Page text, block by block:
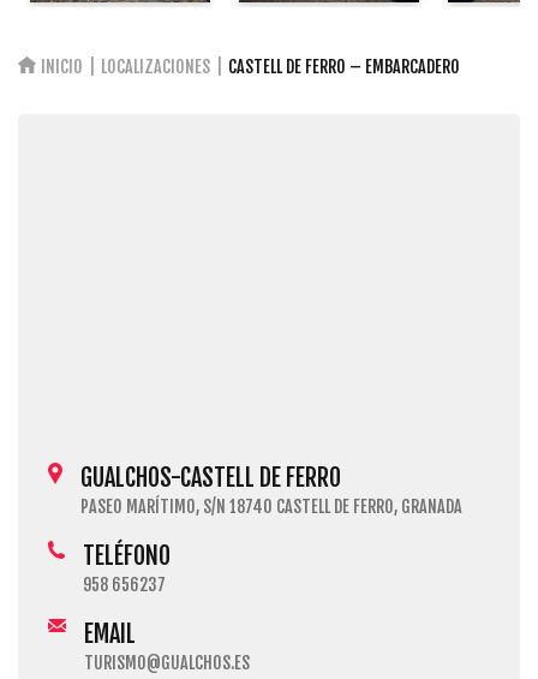
INICIO LOCALIZACIONES CASTELL DE FERRO – EMBARCADERO
GUALCHOS-CASTELL DE FERRO
PASEO MARÍTIMO, S/N 18740 CASTELL DE FERRO, GRANADA
TELÉFONO
958 656237
EMAIL
TURISMO@GUALCHOS.ES